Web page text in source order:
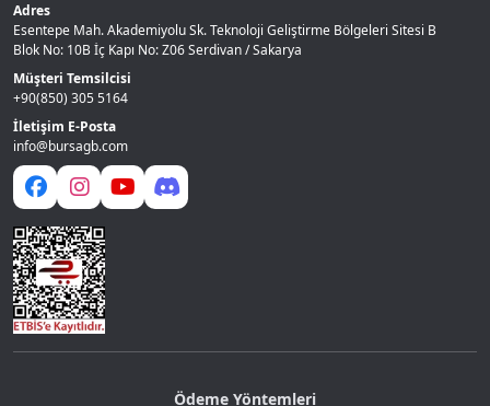
Adres
Esentepe Mah. Akademiyolu Sk. Teknoloji Geliştirme Bölgeleri Sitesi B
Blok No: 10B İç Kapı No: Z06 Serdivan / Sakarya
Müşteri Temsilcisi
+90(850) 305 5164
İletişim E-Posta
info@bursagb.com
Ödeme Yöntemleri